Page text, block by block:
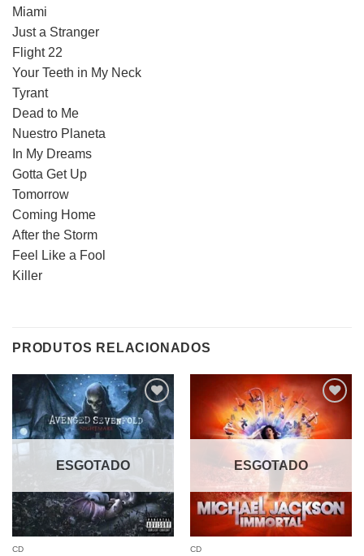
Miami
Just a Stranger
Flight 22
Your Teeth in My Neck
Tyrant
Dead to Me
Nuestro Planeta
In My Dreams
Gotta Get Up
Tomorrow
Coming Home
After the Storm
Feel Like a Fool
Killer
PRODUTOS RELACIONADOS
Adicionar
a lista de
desejos
ESGOTADO
CD
Adicionar
a lista de
desejos
ESGOTADO
CD